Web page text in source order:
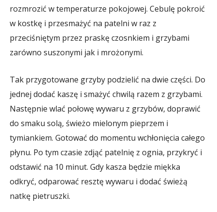
rozmrozić w temperaturze pokojowej. Cebulę pokroić
w kostkę i przesmażyć na patelni w raz z
przeciśniętym przez praskę czosnkiem i grzybami
zarówno suszonymi jak i mrożonymi.
Tak przygotowane grzyby podzielić na dwie części. Do
jednej dodać kaszę i smażyć chwilą razem z grzybami.
Następnie wlać połowę wywaru z grzybów, doprawić
do smaku solą, świeżo mielonym pieprzem i
tymiankiem. Gotować do momentu wchłonięcia całego
płynu. Po tym czasie zdjąć patelnię z ognia, przykryć i
odstawić na 10 minut. Gdy kasza będzie miękka
odkryć, odparować resztę wywaru i dodać świeżą
natkę pietruszki.